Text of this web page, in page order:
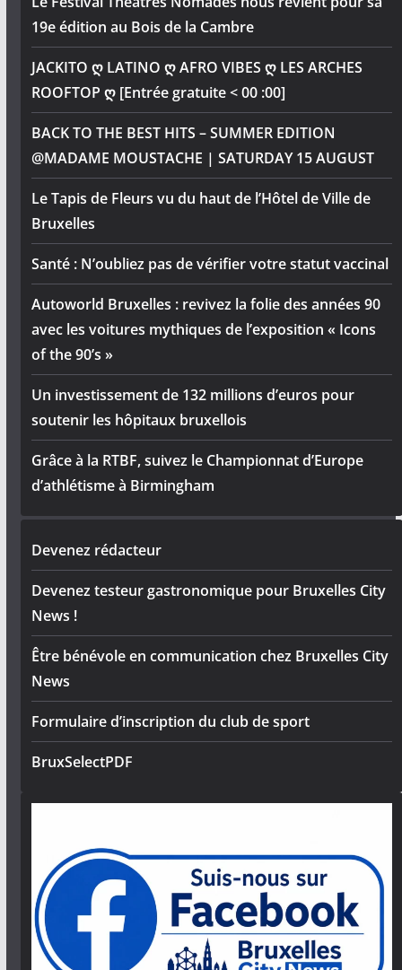
19e édition au Bois de la Cambre
JACKITO ღ LATINO ღ AFRO VIBES ღ LES ARCHES
ROOFTOP ღ [Entrée gratuite < 00 :00]
BACK TO THE BEST HITS – SUMMER EDITION
@MADAME MOUSTACHE | SATURDAY 15 AUGUST
Le Tapis de Fleurs vu du haut de l’Hôtel de Ville de
Bruxelles
Santé : N’oubliez pas de vérifier votre statut vaccinal
Autoworld Bruxelles : revivez la folie des années 90
avec les voitures mythiques de l’exposition « Icons
of the 90’s »
Un investissement de 132 millions d’euros pour
soutenir les hôpitaux bruxellois
Grâce à la RTBF, suivez le Championnat d’Europe
d’athlétisme à Birmingham
Devenez rédacteur
Devenez testeur gastronomique pour Bruxelles City
News !
Être bénévole en communication chez Bruxelles City
News
Formulaire d’inscription du club de sport
BruxSelectPDF